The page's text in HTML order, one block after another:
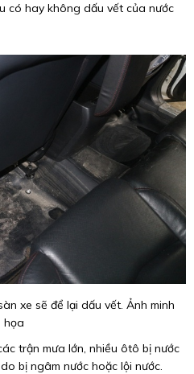
có hay không dấu vết của nước
xe sẽ để lại dấu vết. Ảnh minh
họa
trận mưa lớn, nhiều ôtô bị nước
bị ngâm nước hoặc lội nước.